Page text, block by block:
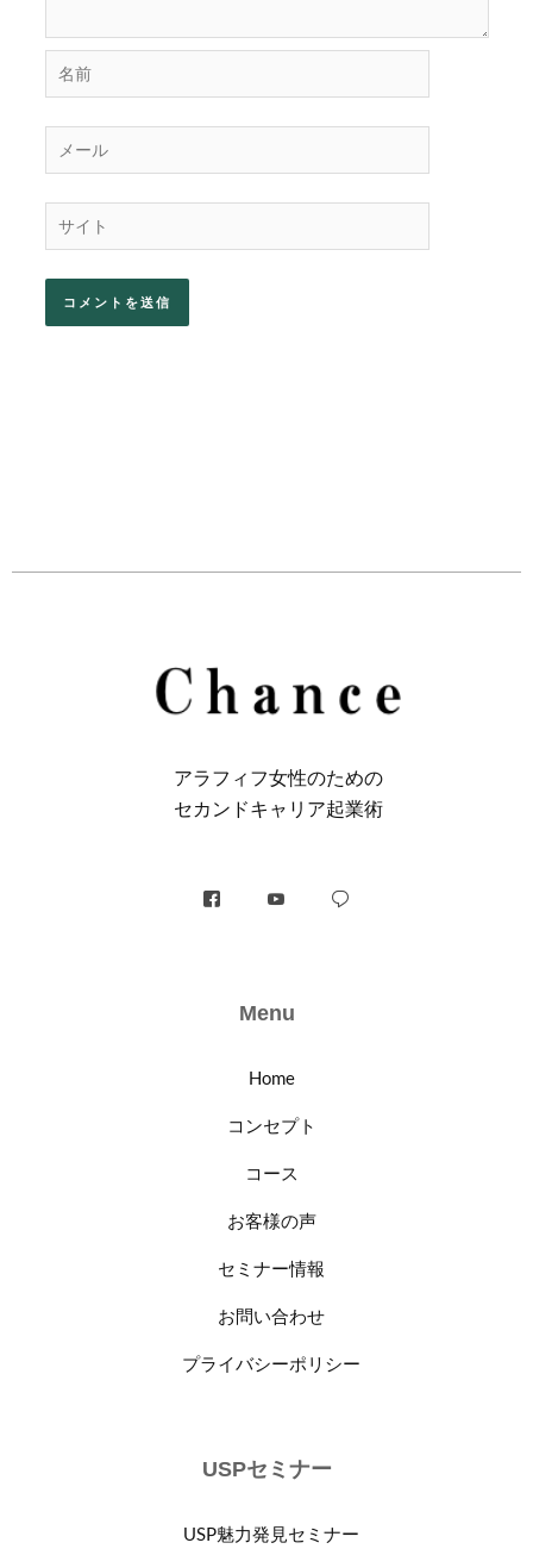
前
ー
ル
イ
ト
アラフィフ⼥性のための
セカンドキャリア起業術
Menu
Home
コンセプト
コース
お客様の声
セミナー情報
お問い合わせ
プライバシーポリシー
USPセミナー
USP魅力発見セミナー